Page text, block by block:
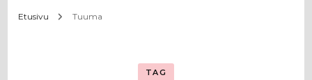
Etusivu Tuuma
TAG